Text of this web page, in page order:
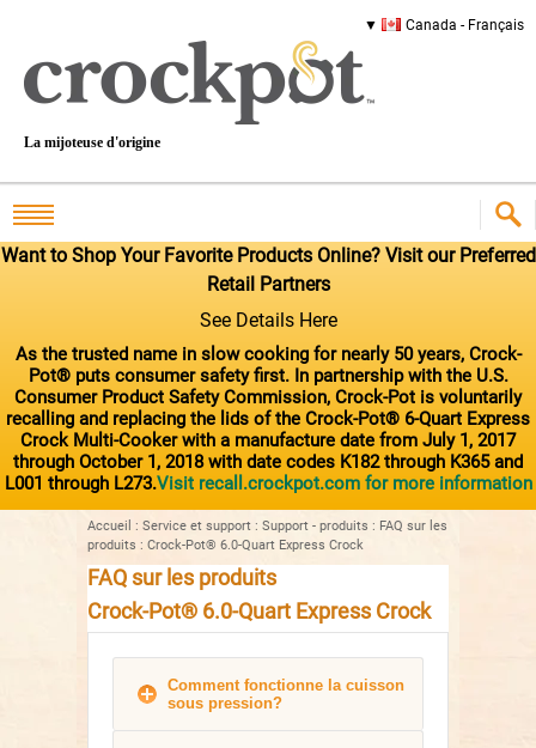
Canada - Français
La mijoteuse d'origine
Want to Shop Your Favorite Products Online? Visit our Preferred
Retail Partners
See Details Here
As the trusted name in slow cooking for nearly 50 years, Crock-
Pot® puts consumer safety first. In partnership with the U.S.
Consumer Product Safety Commission, Crock-Pot is voluntarily
recalling and replacing the lids of the Crock-Pot® 6-Quart Express
Crock Multi-Cooker with a manufacture date from July 1, 2017
through October 1, 2018 with date codes K182 through K365 and
L001 through L273.Visit recall.crockpot.com for more information
Accueil : Service et support : Support - produits : FAQ sur les
produits : Crock-Pot® 6.0-Quart Express Crock
FAQ sur les produits
Crock-Pot® 6.0-Quart Express Crock
Comment fonctionne la cuisson
sous pression?